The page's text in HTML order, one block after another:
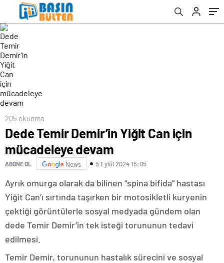
205 okunma
Dede Temir Demir’in Yiğit Can için
mücadeleye devam
ABONE OL News 5 Eylül 2024 15:05
Ayrık omurga olarak da bilinen “spina bifida” hastası
Yiğit Can’ı sırtında taşırken bir motosikletli kuryenin
çektiği görüntülerle sosyal medyada gündem olan
dede Temir Demir’in tek isteği torununun tedavi
edilmesi.
Temir Demir, torununun hastalık sürecini ve sosyal